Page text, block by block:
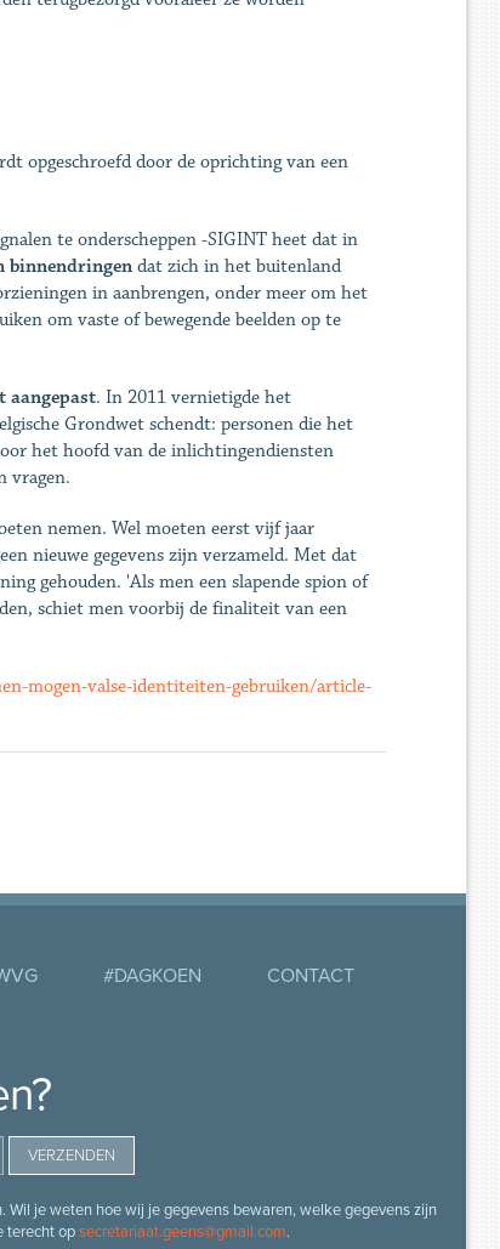
opgeschroefd door de oprichting van een
te onderscheppen -SIGINT heet dat in
binnendringendat zich in het buitenland
in aanbrengen, onder meer om het
om vaste of bewegende beelden op te
aangepast. In 2011 vernietigde het
Grondwet schendt: personen die het
het hoofd van de inlichtingendiensten
vragen.
nemen. Wel moeten eerst vijf jaar
nieuwe gegevens zijn verzameld. Met dat
gehouden. 'Als men een slapende spion of
schiet men voorbij de finaliteit van een
mogen-valse-identiteiten-gebruiken/article-
#DAGKOEN CONTACT
je weten hoe wij je gegevens bewaren, welke gegevens zijn
terecht opsecretariaat.geens@gmail.com.